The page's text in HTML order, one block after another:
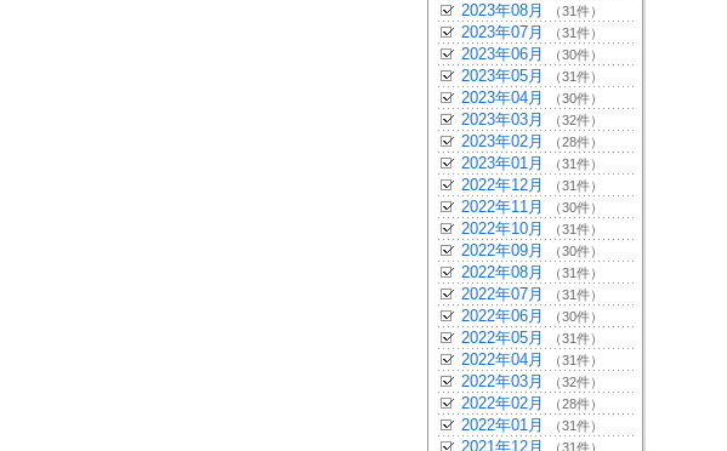
2023年08月 （31件）
2023年07月 （31件）
2023年06月 （30件）
2023年05月 （31件）
2023年04月 （30件）
2023年03月 （32件）
2023年02月 （28件）
2023年01月 （31件）
2022年12月 （31件）
2022年11月 （30件）
2022年10月 （31件）
2022年09月 （30件）
2022年08月 （31件）
2022年07月 （31件）
2022年06月 （30件）
2022年05月 （31件）
2022年04月 （31件）
2022年03月 （32件）
2022年02月 （28件）
2022年01月 （31件）
2021年12月 （31件）